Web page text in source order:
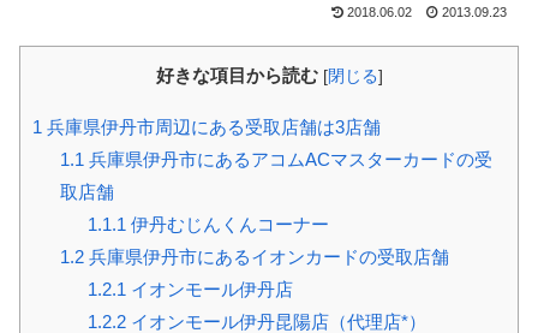
2018.06.02 2013.09.23
好きな項目から読む [閉じる]
1 兵庫県伊丹市周辺にある受取店舗は3店舗
1.1 兵庫県伊丹市にあるアコムACマスターカードの受
取店舗
1.1.1 伊丹むじんくんコーナー
1.2兵庫県伊丹市にあるイオンカードの受取店舗
1.2.1 イオンモール伊丹店
1.2.2イオンモール伊丹昆陽店（代理店*）